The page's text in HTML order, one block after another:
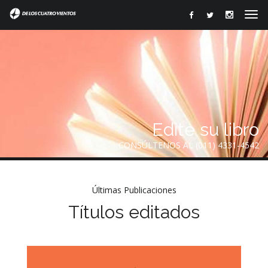
Edite su libro
CONSÚLTENOS AL (011) 4331-4542
Últimas Publicaciones
Títulos editados